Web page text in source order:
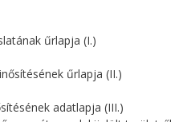
űrlapja (I.)
űrlapja (II.)
adatlapja (III.)